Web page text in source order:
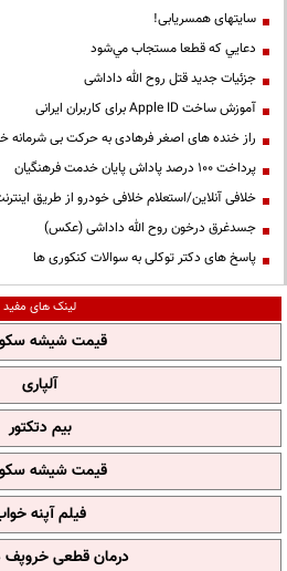
سایتهای همسریابی!
دعايي كه قطعا مستجاب مي‌شود
جزئیات جدید قتل روح الله داداشی
آموزش ساخت Apple ID برای کاربران ایرانی
راز خنده های اصغر فرهادی به حرکت بی شرمانه
پرداخت ۱۰۰ درصد پاداش پایان خدمت فرهنگیان
خلافی آنلاین/استعلام خلافی خودرو از طریق
جسدغرق درخون روح الله داداشی (عکس)
پاسخ های دکتر توکلی به سوالات کنکوری ها
لینک های مفید
قیمت شیشه
آلپاری
بیم دتکتور
قیمت شیشه
فیلم آپنه
درمان قطعی خروپف